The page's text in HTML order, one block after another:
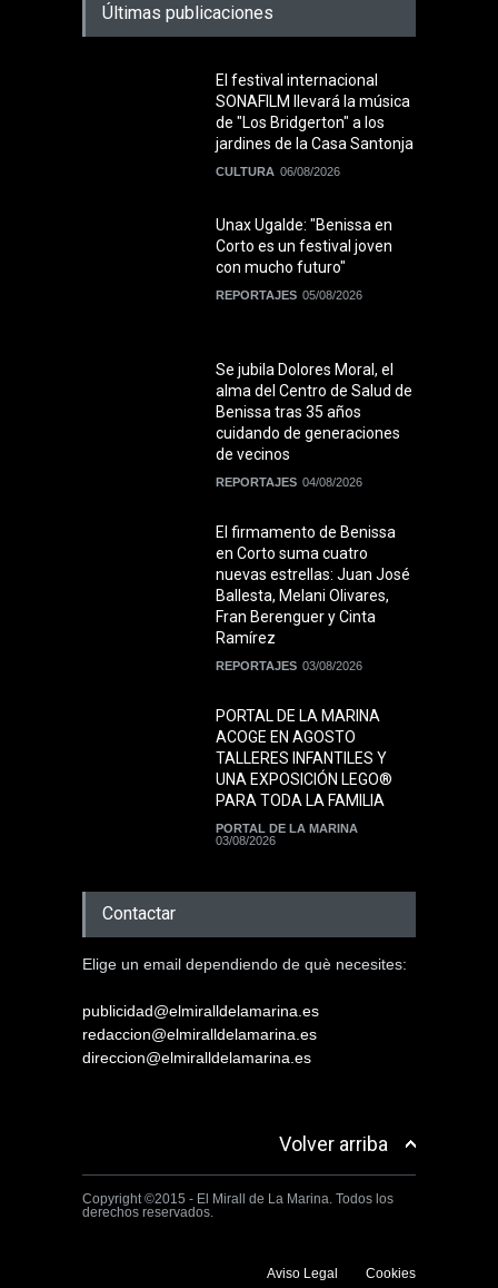
Últimas publicaciones
El festival internacional
SONAFILM llevará la música
de "Los Bridgerton" a los
jardines de la Casa Santonja
CULTURA 06/08/2026
Unax Ugalde: "Benissa en
Corto es un festival joven
con mucho futuro"
REPORTAJES 05/08/2026
Se jubila Dolores Moral, el
alma del Centro de Salud de
Benissa tras 35 años
cuidando de generaciones
de vecinos
REPORTAJES 04/08/2026
El firmamento de Benissa
en Corto suma cuatro
nuevas estrellas: Juan José
Ballesta, Melani Olivares,
Fran Berenguer y Cinta
Ramírez
REPORTAJES 03/08/2026
PORTAL DE LA MARINA
ACOGE EN AGOSTO
TALLERES INFANTILES Y
UNA EXPOSICIÓN LEGO®
PARA TODA LA FAMILIA
PORTAL DE LA MARINA
03/08/2026
Contactar
Elige un email dependiendo de què necesites:
publicidad@elmiralldelamarina.es
redaccion@elmiralldelamarina.es
direccion@elmiralldelamarina.es
Volver arriba
Copyright ©2015 - El Mirall de La Marina. Todos los
derechos reservados.
Aviso Legal Cookies